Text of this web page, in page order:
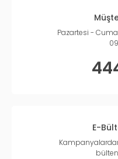
Pazartesi -
E-